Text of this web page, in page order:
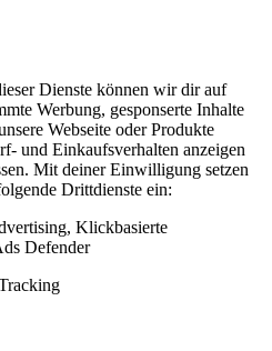
Dienste können wir dir auf
Werbung, gesponserte Inhalte
Webseite oder Produkte
und Einkaufsverhalten anzeigen
Mit deiner Einwilligung setzen
Drittdienste ein:
Klickbasierte
Defender